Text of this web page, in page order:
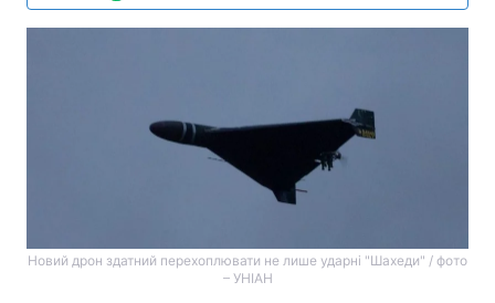
Новий дрон здатний перехоплювати не лише ударні "Шахеди" / фото
– УНІАН